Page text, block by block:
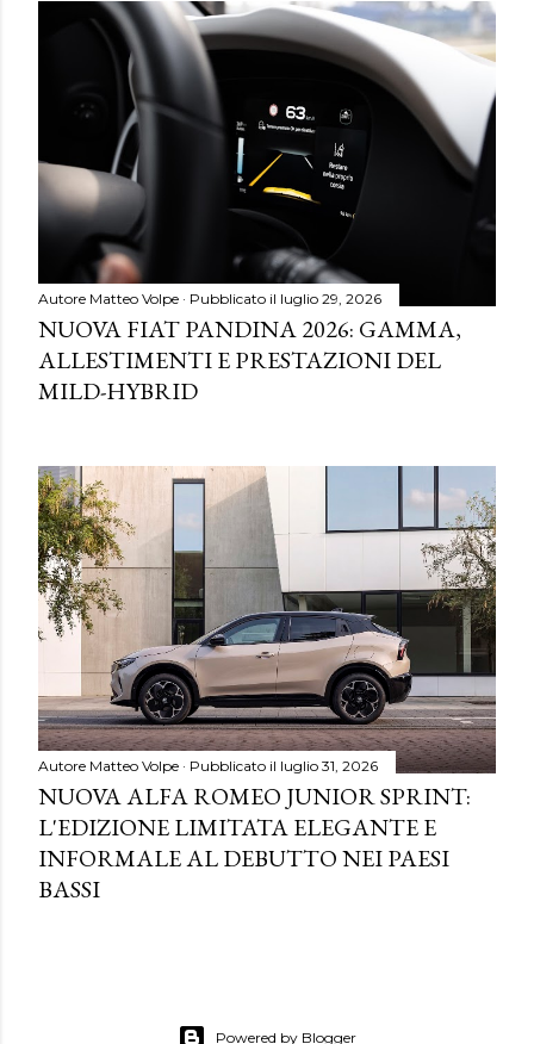
Autore Matteo Volpe Pubblicato il luglio 29, 2026
NUOVA FIAT PANDINA 2026: GAMMA,
ALLESTIMENTI E PRESTAZIONI DEL
MILD-HYBRID
Autore Matteo Volpe Pubblicato il luglio 31, 2026
NUOVA ALFA ROMEO JUNIOR SPRINT:
L'EDIZIONE LIMITATA ELEGANTE E
INFORMALE AL DEBUTTO NEI PAESI
BASSI
Powered by Blogger